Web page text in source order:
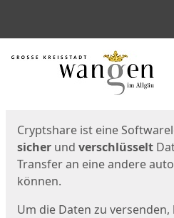
Start
Cryptshare ist eine
sicher und verschlüsselt
Transfer an eine andere
können.
Um die Daten zu